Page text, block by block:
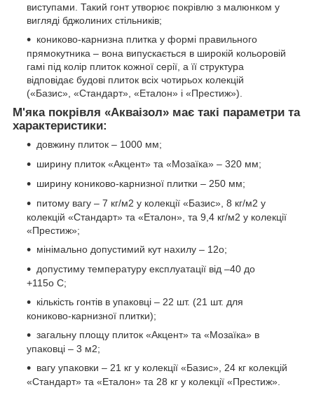
виступами. Такий гонт утворює покрівлю з малюнком у
вигляді бджолиних стільників;
кониково-карнизна плитка у формі правильного
прямокутника – вона випускається в широкій кольоровій
гамі під колір плиток кожної серії, а її структура
відповідає будові плиток всіх чотирьох колекцій
(«Базис», «Стандарт», «Еталон» і «Престиж»).
М'яка покрівля «Акваізол» має такі параметри та
характеристики:
довжину плиток – 1000 мм;
ширину плиток «Акцент» та «Мозаїка» – 320 мм;
ширину кониково-карнизної плитки – 250 мм;
питому вагу – 7 кг/м2 у колекції «Базис», 8 кг/м2 у
колекцій «Стандарт» та «Еталон», та 9,4 кг/м2 у колекції
«Престиж»;
мінімально допустимий кут нахилу – 12о;
допустиму температуру експлуатації від –40 до
+115о С;
кількість гонтів в упаковці – 22 шт. (21 шт. для
кониково-карнизної плитки);
загальну площу плиток «Акцент» та «Мозаїка» в
упаковці – 3 м2;
вагу упаковки – 21 кг у колекції «Базис», 24 кг колекцій
«Стандарт» та «Еталон» та 28 кг у колекції «Престиж».